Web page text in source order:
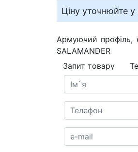
Ціну уточнюйте
Армуючий профіль,
SALAMANDER
Запит товару